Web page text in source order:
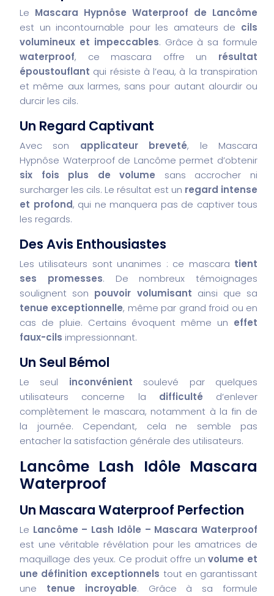
Le Mascara Hypnôse Waterproof de Lancôme
est un incontournable pour les amateurs de cils
volumineux et impeccables. Grâce à sa formule
waterproof, ce mascara offre un résultat
époustouflant qui résiste à l’eau, à la transpiration
et même aux larmes, sans pour autant alourdir ou
durcir les cils.
Un Regard Captivant
Avec son applicateur breveté, le Mascara
Hypnôse Waterproof de Lancôme permet d’obtenir
six fois plus de volume sans accrocher ni
surcharger les cils. Le résultat est un regard intense
et profond, qui ne manquera pas de captiver tous
les regards.
Des Avis Enthousiastes
Les utilisateurs sont unanimes : ce mascara tient
ses promesses. De nombreux témoignages
soulignent son pouvoir volumisant ainsi que sa
tenue exceptionnelle, même par grand froid ou en
cas de pluie. Certains évoquent même un effet
faux-cils impressionnant.
Un Seul Bémol
Le seul inconvénient soulevé par quelques
utilisateurs concerne la difficulté d’enlever
complètement le mascara, notamment à la fin de
la journée. Cependant, cela ne semble pas
entacher la satisfaction générale des utilisateurs.
Lancôme Lash Idôle Mascara
Waterproof
Un Mascara Waterproof Perfection
Le Lancôme – Lash Idôle – Mascara Waterproof
est une véritable révélation pour les amatrices de
maquillage des yeux. Ce produit offre unvolume et
une définition exceptionnels tout en garantissant
une tenue incroyable. Grâce à sa formule